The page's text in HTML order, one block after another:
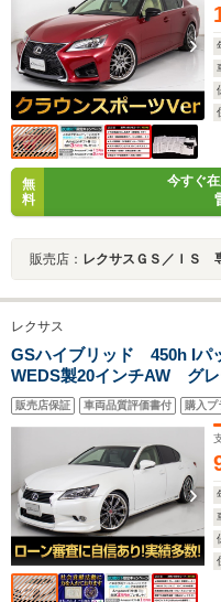
無
料
今すぐ
販売店： レクサスＧＳ／ＩＳ 専門店 Ｃ
レクサス
GSハイブリッド 450h I
WEDS製20インチAW グ
ヒーター シートメモリ
クルーズコントロール
ディオ フルセグTV バッ
販売店保証 車両品質評価書付 購入プ